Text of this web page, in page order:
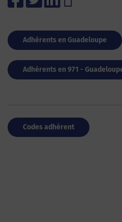
Adhérents en Guadeloupe
Adhérents en 971 -
Codes adhérent